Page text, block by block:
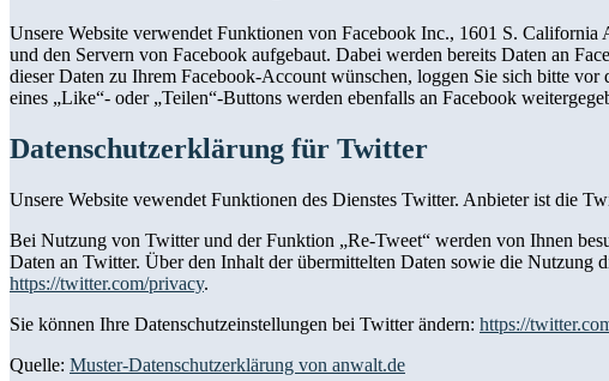
Unsere Website verwendet Funktionen von Facebook Inc., 1601 S.
und den Servern von Facebook aufgebaut. Dabei werden bereits Daten an
dieser Daten zu Ihrem Facebook-Account wünschen, loggen Sie sich bitte
eines „Like“- oder „Teilen“-Buttons werden ebenfalls an Facebook
Datenschutzerklärung für Twitter
Unsere Website vewendet Funktionen des Dienstes Twitter. Anbieter ist die
Bei Nutzung von Twitter und der Funktion „Re-Tweet“ werden von Ihnen
Daten an Twitter. Über den Inhalt der übermittelten Daten sowie die
https://twitter.com/privacy.
Sie können Ihre Datenschutzeinstellungen bei Twitter ändern: https://
Quelle: Muster-Datenschutzerklärung von anwalt.de